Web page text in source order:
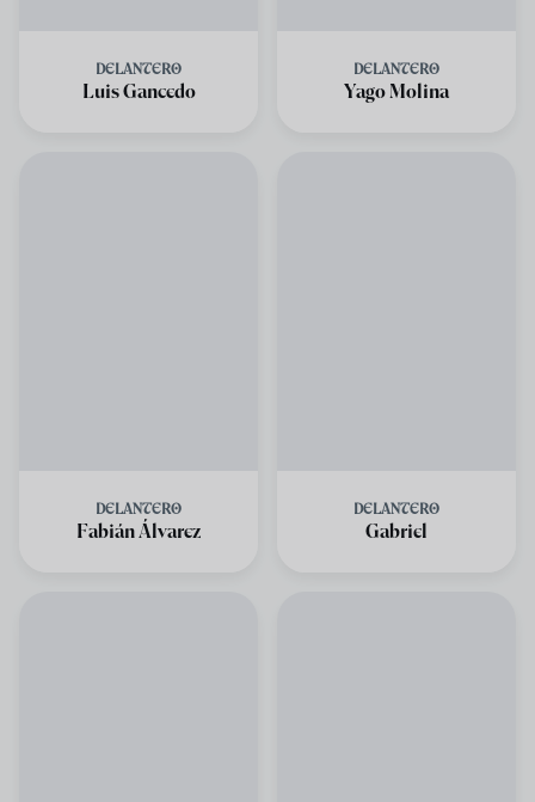
DELANTERO
Luis Gancedo
DELANTERO
Yago Molina
DELANTERO
Fabián Álvarez
DELANTERO
Gabriel